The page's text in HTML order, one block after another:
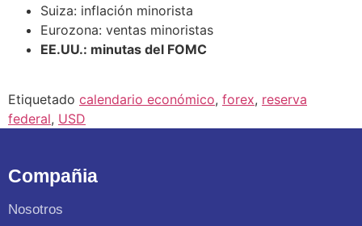
Suiza: inflación minorista
Eurozona: ventas minoristas
EE.UU.: minutas del FOMC
Etiquetado calendario económico, forex, reserva
federal, USD
Compañia
Nosotros